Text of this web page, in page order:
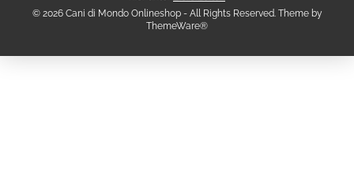
© 2026 Cani di Mondo Onlineshop - All Rights Reserved. Theme by
ThemeWare®